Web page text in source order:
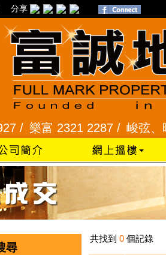
分享
/樂富 2321 2287 /峻弦、曉
尋
共找到 0 個記錄